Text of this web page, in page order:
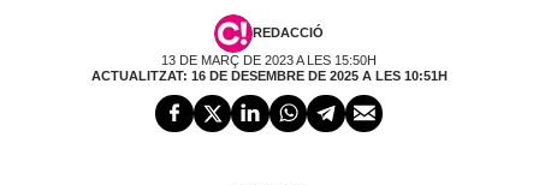
REDACCIÓ
13 DE MARÇ DE 2023 A LES 15:50H
ACTUALITZAT: 16 DE DESEMBRE DE 2025 A LES 10:51H